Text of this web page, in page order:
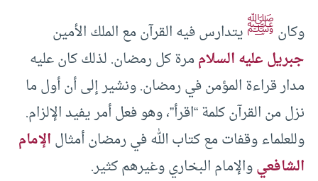
وكانﷺيتدارس فيه القرآن مع الملك الأمين
جبريل عليه السلاممرة كل رمضان. لذلك كان عليه
مدار قراءة المؤمن في رمضان. ونشير إلى أن أول ما
نزل من القرآن كلمة “اقرأ”، وهو فعل أمر يفيد الإلزام.
وللعلماء وقفات مع كتاب الله في رمضان أمثالالإمام
الشافعيوالإمام البخاري وغيرهم كثير.